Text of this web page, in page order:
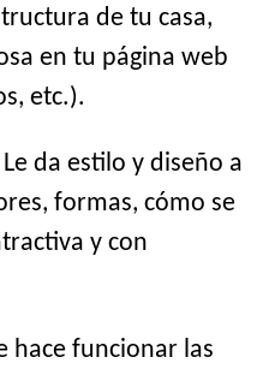
de tu casa,
en tu página web
etc.).
da estilo y diseño a
formas, cómo se
y con
hace funcionar las